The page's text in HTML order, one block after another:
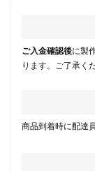
ご入金確認後に製
ります。ご了承く
商品到着時に配達